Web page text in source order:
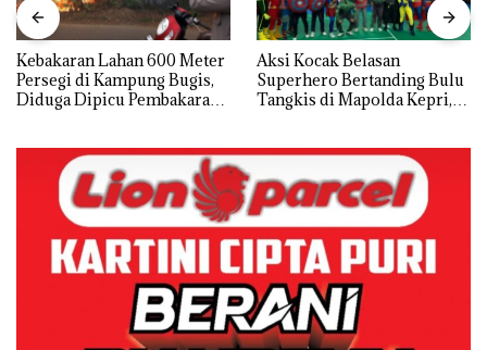
Kebakaran Lahan 600 Meter
Persegi di Kampung Bugis,
Diduga Dipicu Pembakaran
Aksi Kocak Belasan
Superhero Bertanding Bulu
Tangkis di Mapolda Kepri,